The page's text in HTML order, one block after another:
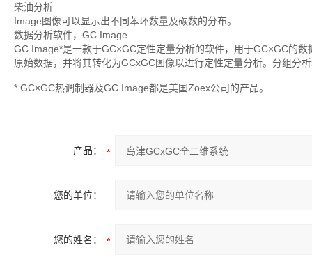
柴油分析
Image图像可以显示出不同苯环数量及碳数的分布。
数据分析软件，GC Image
GC Image*是一款于GC×GC定性定量分析的软件，用于GC×GC的
原始数据，并将其转化为GCxGC图像以进行定性定量分析。分组分
* GC×GC热调制器及GC Image都是美国Zoex公司的产品。
产品：
您的单位：
您的姓名：